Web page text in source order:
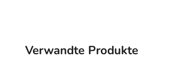
Verwandte Produkte